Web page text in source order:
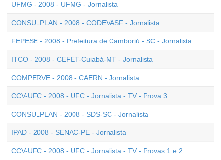
UFMG - 2008 - UFMG - Jornalista
CONSULPLAN - 2008 - CODEVASF - Jornalista
FEPESE - 2008 - Prefeitura de Camboriú - SC - Jornalista
ITCO - 2008 - CEFET-Cuiabá-MT - Jornalista
COMPERVE - 2008 - CAERN - Jornalista
CCV-UFC - 2008 - UFC - Jornalista - TV - Prova 3
CONSULPLAN - 2008 - SDS-SC - Jornalista
IPAD - 2008 - SENAC-PE - Jornalista
CCV-UFC - 2008 - UFC - Jornalista - TV - Provas 1 e 2